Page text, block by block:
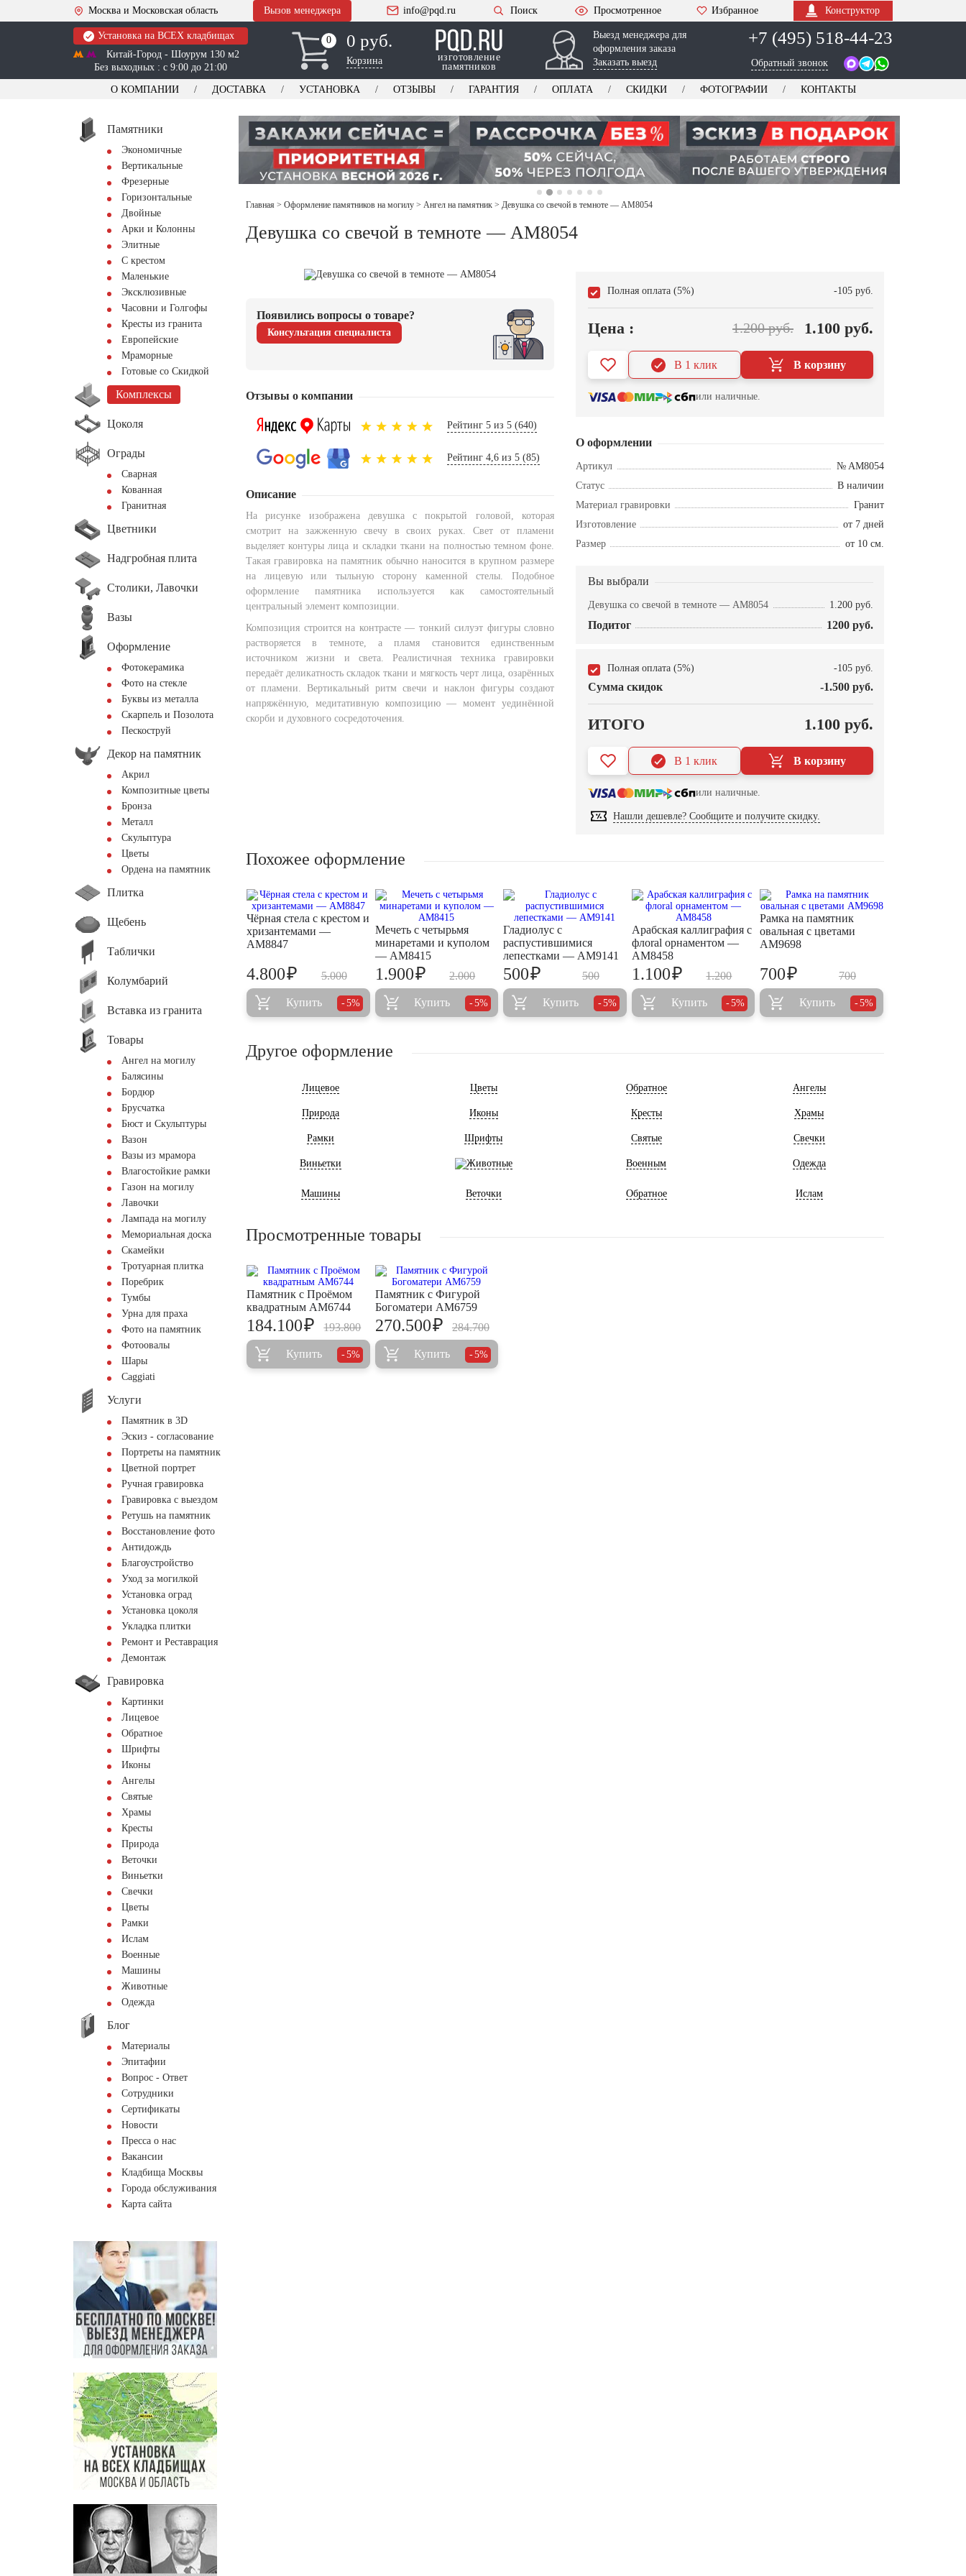
Москва и Московская область Вызов менеджера info@pqd.ru Поиск Просмотренное Избранное Конструктор
Установка на ВСЕХ кладбищах
Китай-Город - Шоурум 130 м2
Без выходных : с 9:00 до 21:00
0
0 0 руб.
Корзина
изготовление
памятников
Выезд менеджера для
оформления заказа
Заказать выезд
+7 (495) 518-44-23
Обратный звонок
О КОМПАНИИ ДОСТАВКА УСТАНОВКА ОТЗЫВЫ ГАРАНТИЯ ОПЛАТА СКИДКИ ФОТОГРАФИИ КОНТАКТЫ
Памятники
Экономичные
Вертикальные
Фрезерные
Горизонтальные
Двойные
Арки и Колонны
Элитные
С крестом
Маленькие
Эксклюзивные
Часовни и Голгофы
Кресты из гранита
Европейские
Мраморные
Готовые со Скидкой
Комплексы
Цоколя
Ограды
Сварная
Кованная
Гранитная
Цветники
Надгробная плита
Столики, Лавочки
Вазы
Оформление
Фотокерамика
Фото на стекле
Буквы из металла
Скарпель и Позолота
Пескоструй
Декор на памятник
Акрил
Композитные цветы
Бронза
Металл
Скульптура
Цветы
Ордена на памятник
Плитка
Щебень
Таблички
Колумбарий
Вставка из гранита
Товары
Ангел на могилу
Балясины
Бордюр
Брусчатка
Бюст и Скульптуры
Вазон
Вазы из мрамора
Влагостойкие рамки
Газон на могилу
Лавочки
Лампада на могилу
Мемориальная доска
Скамейки
Тротуарная плитка
Поребрик
Тумбы
Урна для праха
Фото на памятник
Фотоовалы
Шары
Сaggiati
Услуги
Памятник в 3D
Эскиз - согласование
Портреты на памятник
Цветной портрет
Ручная гравировка
Гравировка с выездом
Ретушь на памятник
Восстановление фото
Антидождь
Благоустройство
Уход за могилкой
Установка оград
Установка цоколя
Укладка плитки
Ремонт и Реставрация
Демонтаж
Гравировка
Картинки
Лицевое
Обратное
Шрифты
Иконы
Ангелы
Святые
Храмы
Кресты
Природа
Веточки
Виньетки
Свечки
Цветы
Рамки
Ислам
Военные
Машины
Животные
Одежда
Блог
Материалы
Эпитафии
Вопрос - Ответ
Сотрудники
Сертификаты
Новости
Пресса о нас
Вакансии
Кладбища Москвы
Города обслуживания
Карта сайта
Главная > Оформление памятников на могилу > Ангел на памятник > Девушка со свечой в темноте — AM8054
Девушка со свечой в темноте — AM8054
Появились вопросы о товаре?
Консультация специалиста
Отзывы о компании
Рейтинг 5 из 5 (640)
Рейтинг 4,6 из 5 (85)
Описание
На рисунке изображена девушка с покрытой головой, которая
смотрит на зажженную свечу в своих руках. Свет от пламени
выделяет контуры лица и складки ткани на полностью темном фоне.
Такая гравировка на памятник обычно наносится в крупном размере
на лицевую или тыльную сторону каменной стелы. Подобное
оформление памятника используется как самостоятельный
центральный элемент композиции.
Композиция строится на контрасте — тонкий силуэт фигуры словно
растворяется в темноте, а пламя становится единственным
источником жизни и света. Реалистичная техника гравировки
передаёт деликатность складок ткани и мягкость черт лица, озарённых
от пламени. Вертикальный ритм свечи и наклон фигуры создают
напряжённую, медитативную композицию — момент уединённой
скорби и духовного сосредоточения.
Полная оплата (5%) -105 руб.
Цена : 1.200 руб. 1.100 руб.
В корзину
В 1 клик
или наличные.
О оформлении
Артикул
№ AM8054
Статус
В наличии
Материал гравировки
Гранит
Изготовление
от 7 дней
Размер
от 10 см.
Вы выбрали
Девушка со свечой в темноте — AM8054 1.200 руб.
Подитог 1200 руб.
Полная оплата (5%) -105 руб.
Сумма скидок -1.500 руб.
ИТОГО 1.100 руб.
В корзину
В 1 клик
или наличные.
Нашли дешевле? Сообщите и получите скидку.
Похожее оформление
Чёрная стела с крестом и
хризантемами —
AM8847
5.000
4.800₽
Купить 5%
Мечеть с четырьмя
минаретами и куполом
— AM8415
2.000
1.900₽
Купить 5%
Гладиолус с
распустившимися
лепестками — AM9141
500
500₽
Купить 5%
Арабская каллиграфия с
флoral орнаментом —
AM8458
1.200
1.100₽
Купить 5%
Рамка на памятник
овальная с цветами
AM9698
700
700₽
Купить 5%
Другое оформление
Лицевое Цветы Обратное Ангелы
Природа Иконы Кресты Храмы
Рамки Шрифты Святые Свечки
Виньетки Животные Военным Одежда
Машины Веточки Обратное Ислам
Просмотренные товары
Памятник с Проёмом
квадратным AM6744
193.800
184.100₽
Купить 5%
Памятник с Фигурой
Богоматери AM6759
284.700
270.500₽
Купить 5%